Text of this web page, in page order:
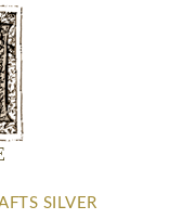
SILVER